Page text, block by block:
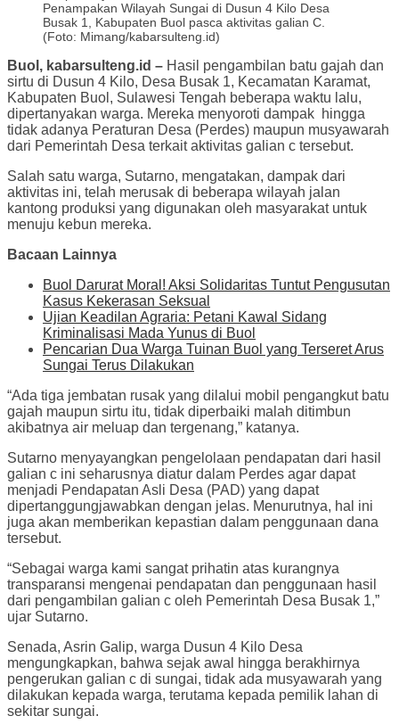
Penampakan Wilayah Sungai di Dusun 4 Kilo Desa
Busak 1, Kabupaten Buol pasca aktivitas galian C.
(Foto: Mimang/kabarsulteng.id)
Buol, kabarsulteng.id – Hasil pengambilan batu gajah dan
sirtu di Dusun 4 Kilo, Desa Busak 1, Kecamatan Karamat,
Kabupaten Buol, Sulawesi Tengah beberapa waktu lalu,
dipertanyakan warga. Mereka menyoroti dampak hingga
tidak adanya Peraturan Desa (Perdes) maupun musyawarah
dari Pemerintah Desa terkait aktivitas galian c tersebut.
Salah satu warga, Sutarno, mengatakan, dampak dari
aktivitas ini, telah merusak di beberapa wilayah jalan
kantong produksi yang digunakan oleh masyarakat untuk
menuju kebun mereka.
Bacaan Lainnya
Buol Darurat Moral! Aksi Solidaritas Tuntut Pengusutan
Kasus Kekerasan Seksual
Ujian Keadilan Agraria: Petani Kawal Sidang
Kriminalisasi Mada Yunus di Buol
Pencarian Dua Warga Tuinan Buol yang Terseret Arus
Sungai Terus Dilakukan
“Ada tiga jembatan rusak yang dilalui mobil pengangkut batu
gajah maupun sirtu itu, tidak diperbaiki malah ditimbun
akibatnya air meluap dan tergenang,” katanya.
Sutarno menyayangkan pengelolaan pendapatan dari hasil
galian c ini seharusnya diatur dalam Perdes agar dapat
menjadi Pendapatan Asli Desa (PAD) yang dapat
dipertanggungjawabkan dengan jelas. Menurutnya, hal ini
juga akan memberikan kepastian dalam penggunaan dana
tersebut.
“Sebagai warga kami sangat prihatin atas kurangnya
transparansi mengenai pendapatan dan penggunaan hasil
dari pengambilan galian c oleh Pemerintah Desa Busak 1,”
ujar Sutarno.
Senada, Asrin Galip, warga Dusun 4 Kilo Desa
mengungkapkan, bahwa sejak awal hingga berakhirnya
pengerukan galian c di sungai, tidak ada musyawarah yang
dilakukan kepada warga, terutama kepada pemilik lahan di
sekitar sungai.